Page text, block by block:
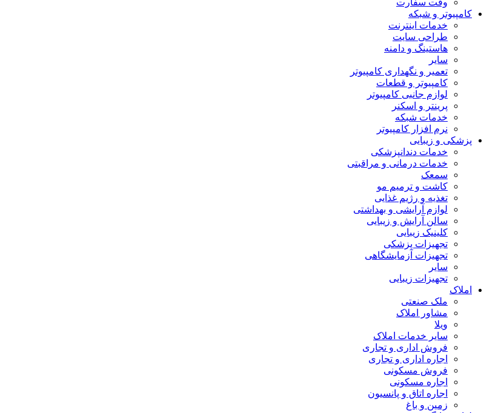
وقت سفارت
کامپیوتر و شبکه
خدمات اینترنت
طراحی سایت
هاستینگ و دامنه
سایر
تعمیر و نگهداری کامپیوتر
کامپیوتر و قطعات
لوازم جانبی کامپیوتر
پرینتر و اسکنر
خدمات شبکه
نرم افزار کامپیوتر
پزشکی و زیبایی
خدمات دندانپزشکی
خدمات درمانی و مراقبتی
سمعک
کاشت و ترمیم مو
تغذیه و رژیم غذایی
لوازم آرایشی و بهداشتی
سالن آرایش و زیبایی
کلینیک زیبایی
تجهیزات پزشکی
تجهیزات آزمایشگاهی
سایر
تجهیزات زیبایی
املاک
ملک صنعتی
مشاور املاک
ویلا
سایر خدمات املاک
فروش اداری و تجاری
اجاره اداری و تجاری
فروش مسکونی
اجاره مسکونی
اجاره اتاق و پانسیون
زمین و باغ